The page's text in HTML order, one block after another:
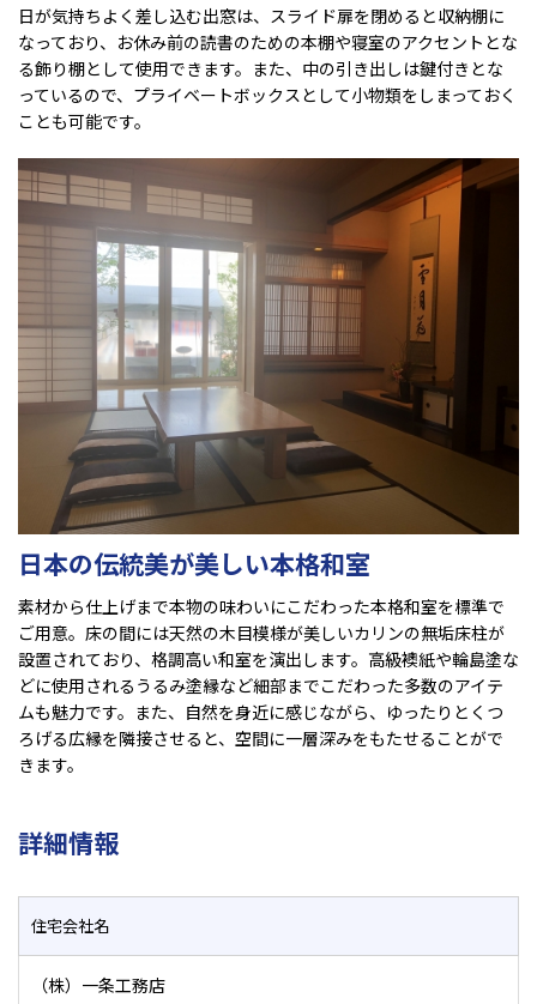
日が気持ちよく差し込む出窓は、スライド扉を閉めると収納棚に
なっており、お休み前の読書のための本棚や寝室のアクセントとな
る飾り棚として使用できます。また、中の引き出しは鍵付きとな
っているので、プライベートボックスとして小物類をしまっておく
ことも可能です。
日本の伝統美が美しい本格和室
素材から仕上げまで本物の味わいにこだわった本格和室を標準で
ご用意。床の間には天然の木目模様が美しいカリンの無垢床柱が
設置されており、格調高い和室を演出します。高級襖紙や輪島塗な
どに使用されるうるみ塗縁など細部までこだわった多数のアイテ
ムも魅力です。また、自然を身近に感じながら、ゆったりとくつ
ろげる広縁を隣接させると、空間に一層深みをもたせることがで
きます。
詳細情報
住宅会社名
（株）一条工務店